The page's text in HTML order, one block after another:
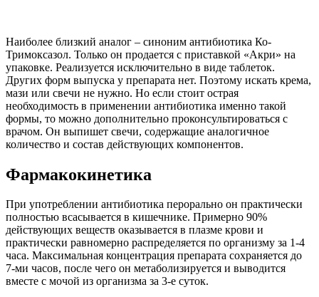
Наиболее близкий аналог – синоним антибиотика Ко-
Тримоксазол. Только он продается с приставкой «Акри» на
упаковке. Реализуется исключительно в виде таблеток.
Других форм выпуска у препарата нет. Поэтому искать крема,
мази или свечи не нужно. Но если стоит острая
необходимость в применении антибиотика именно такой
формы, то можно дополнительно проконсультироваться с
врачом. Он выпишет свечи, содержащие аналогичное
количество и состав действующих компонентов.
Фармакокинетика
При употреблении антибиотика перорально он практически
полностью всасывается в кишечнике. Примерно 90%
действующих веществ оказывается в плазме крови и
практически равномерно распределяется по организму за 1-4
часа. Максимальная концентрация препарата сохраняется до
7-ми часов, после чего он метаболизируется и выводится
вместе с мочой из организма за 3-е суток.